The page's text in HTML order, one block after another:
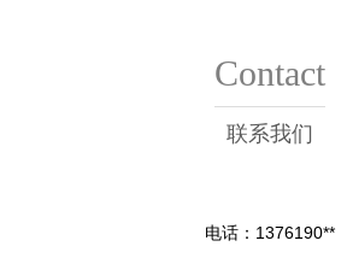
Contact
联系我们
电话：1376190**